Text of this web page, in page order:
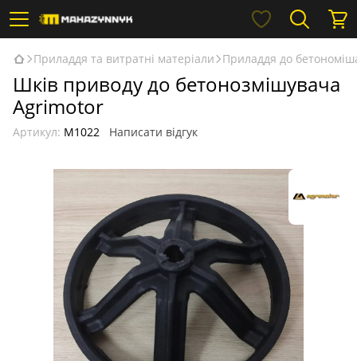
Приладдя та витратні матеріали Приладдя до
Шків приводу до бетонозмішувача
Agrimotor
Артикул: М1022 Написати відгук